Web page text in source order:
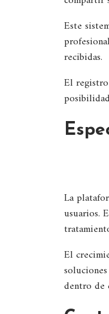
Este
recibidas.
El
La
usuarios.
El
dentro de